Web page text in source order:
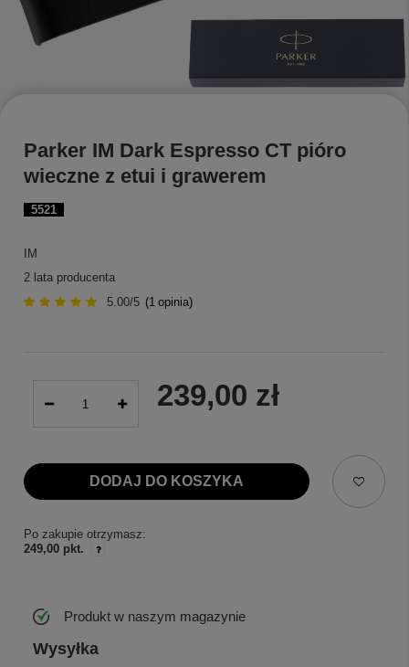
5521
Parker IM Dark Espresso CT pióro
wieczne z etui i grawerem
IM
2 lata producenta
5.00/5 (1 opinia)
239,00 zł
DODAJ DO KOSZYKA
Po zakupie otrzymasz:
249,00 pkt.
Produkt w naszym magazynie
Wysyłka